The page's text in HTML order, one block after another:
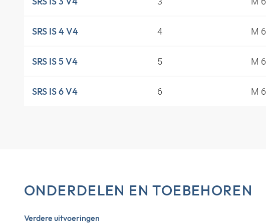
SRS IS 4 V4 4 M 6
SRS IS 5 V4 5 M 6
SRS IS 6 V4 6 M 6
ONDERDELEN EN TOEBEHOREN
Verdere uitvoeringen